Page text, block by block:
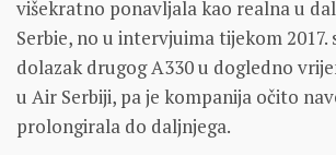
višekratno ponavljala kao realna u
Serbie, no u intervjuima tijekom 2017.
dolazak drugog A330 u dogledno
u Air Serbiji, pa je kompanija očito
prolongirala do daljnjega.